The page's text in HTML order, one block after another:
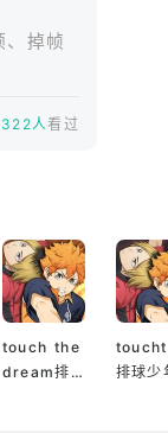
个无敌的团
个角色都有
战斗的结
戏模式，包
角色的实
历一次次跌宕
富的剧情与任
、掉帧
322人看过
touch the
dream排
排球少